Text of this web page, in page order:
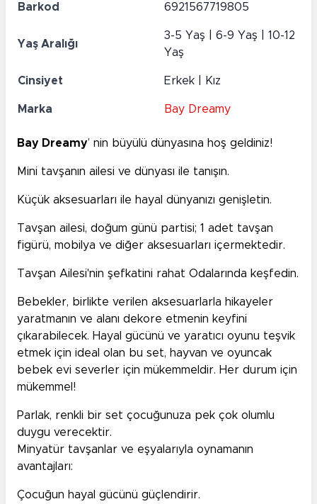
Barkod 6921567719805
Yaş Aralığı
3-5 Yaş | 6-9 Yaş | 10-12
Yaş
Cinsiyet Erkek | Kız
Marka Bay Dreamy
Bay Dreamy’ nin büyülü dünyasına hoş geldiniz!
Mini tavşanın ailesi ve dünyası ile tanışın.
Küçük aksesuarları ile hayal dünyanızı genişletin.
Tavşan ailesi, doğum günü partisi; 1 adet tavşan
figürü, mobilya ve diğer aksesuarları içermektedir.
Tavşan Ailesi'nin şefkatini rahat Odalarında keşfedin.
Bebekler, birlikte verilen aksesuarlarla hikayeler
yaratmanın ve alanı dekore etmenin keyfini
çıkarabilecek. Hayal gücünü ve yaratıcı oyunu teşvik
etmek için ideal olan bu set, hayvan ve oyuncak
bebek evi severler için mükemmeldir. Her durum için
mükemmel!
Parlak, renkli bir set çocuğunuza pek çok olumlu
duygu verecektir.
Minyatür tavşanlar ve eşyalarıyla oynamanın
avantajları:
Çocuğun hayal gücünü güçlendirir.